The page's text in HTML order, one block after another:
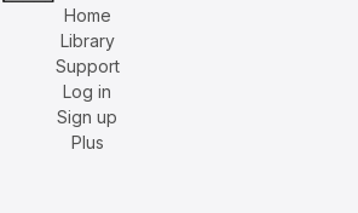
Home
Library
Support
Log in
Sign up
Plus